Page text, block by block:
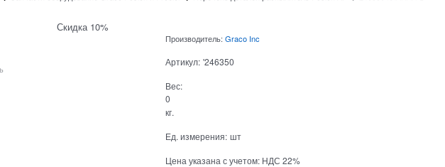
Скидка 10%
Производитель: Graco Inc
Артикул: '246350
Вес:
0
кг.
Ед. измерения: шт
Цена указана с учетом: НДС 22%